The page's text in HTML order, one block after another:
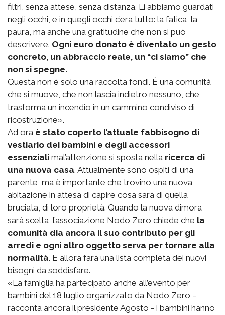
filtri, senza attese, senza distanza. Li abbiamo guardati
negli occhi, e in quegli occhi c’era tutto: la fatica, la
paura, ma anche una gratitudine che non si può
descrivere. Ogni euro donato è diventato un gesto
concreto, un abbraccio reale, un “ci siamo” che
non si spegne.
Questa non è solo una raccolta fondi. È una comunità
che si muove, che non lascia indietro nessuno, che
trasforma un incendio in un cammino condiviso di
ricostruzione».
Ad ora è stato coperto l’attuale fabbisogno di
vestiario dei bambini e degli accessori
essenziali mal’attenzione si sposta nella ricerca di
una nuova casa. Attualmente sono ospiti di una
parente, ma è importante che trovino una nuova
abitazione in attesa di capire cosa sarà di quella
bruciata, di loro proprietà. Quando la nuova dimora
sarà scelta, l’associazione Nodo Zero chiede che la
comunità dia ancora il suo contributo per gli
arredi e ogni altro oggetto serva per tornare alla
normalità. E allora farà una lista completa dei nuovi
bisogni da soddisfare.
«La famiglia ha partecipato anche all’evento per
bambini del 18 luglio organizzato da Nodo Zero –
racconta ancora il presidente Agosto - i bambini hanno